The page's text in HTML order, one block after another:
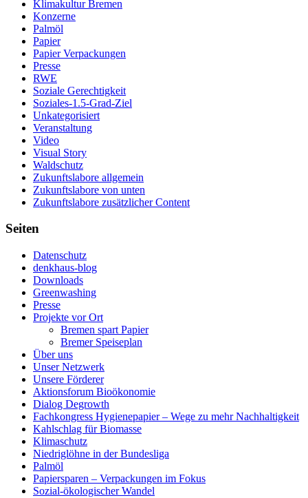
Klimakultur Bremen
Konzerne
Palmöl
Papier
Papier Verpackungen
Presse
RWE
Soziale Gerechtigkeit
Soziales-1.5-Grad-Ziel
Unkategorisiert
Veranstaltung
Video
Visual Story
Waldschutz
Zukunftslabore allgemein
Zukunftslabore von unten
Zukunftslabore zusätzlicher Content
Seiten
Datenschutz
denkhaus-blog
Downloads
Greenwashing
Presse
Projekte vor Ort
Bremen spart Papier
Bremer Speiseplan
Über uns
Unser Netzwerk
Unsere Förderer
Aktionsforum Bioökonomie
Dialog Degrowth
Fachkongress Hygienepapier – Wege zu mehr Nachhaltigkeit
Kahlschlag für Biomasse
Klimaschutz
Niedriglöhne in der Bundesliga
Palmöl
Papiersparen – Verpackungen im Fokus
Sozial-ökologischer Wandel